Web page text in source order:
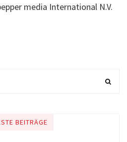
media International N.V.
BEITRÄGE